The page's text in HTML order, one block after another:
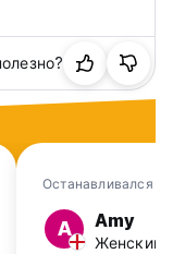
Останавливался в
A Amy
Женский,